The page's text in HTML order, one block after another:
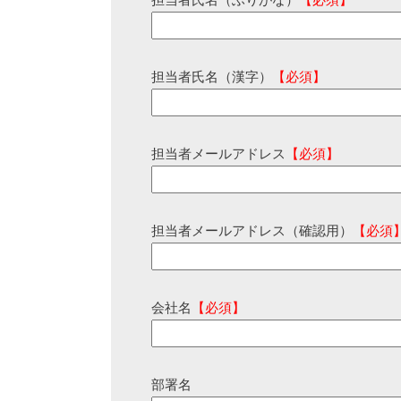
担当者氏名（漢字） 【必須】
担当者メールアドレス 【必須】
担当者メールアドレス（確認用） 【必須
会社名 【必須】
部署名